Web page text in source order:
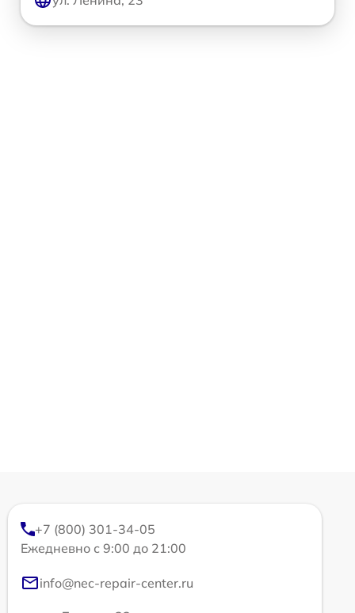
+7 (800) 301-34-05
Ежедневно с 9:00 до 21:00
info@nec-repair-center.ru